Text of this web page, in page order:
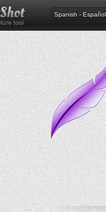
Spanish - Español